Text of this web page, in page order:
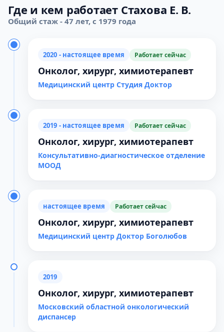
Где и кем работает Стахова Е. В.
Общий стаж - 47 лет, с 1979 года
2020 - настоящее время Работает сейчас
Онколог, хирург, химиотерапевт
Медицинский центр Студия Доктор
2019 - настоящее время Работает сейчас
Онколог, хирург, химиотерапевт
Консультативно-диагностическое отделение
МООД
настоящее время Работает сейчас
Онколог, хирург, химиотерапевт
Медицинский центр Доктор Боголюбов
2019
Онколог, хирург, химиотерапевт
Московский областной онкологический
диспансер